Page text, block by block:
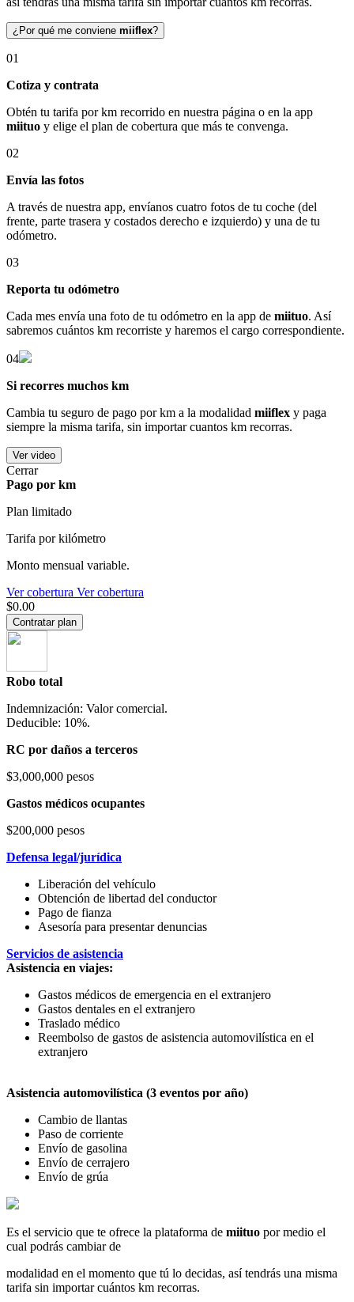
¿Por qué me conviene miiflex?
01
Cotiza y contrata
Obtén tu tarifa por km recorrido en nuestra página o en la app
miituo y elige el plan de cobertura que más te convenga.
02
Envía las fotos
A través de nuestra app, envíanos cuatro fotos de tu coche (del
frente, parte trasera y costados derecho e izquierdo) y una de tu
odómetro.
03
Reporta tu odómetro
Cada mes envía una foto de tu odómetro en la app de miituo. Así
sabremos cuántos km recorriste y haremos el cargo correspondiente.
04
Si recorres muchos km
Cambia tu seguro de pago por km a la modalidad miiflex y paga
siempre la misma tarifa, sin importar cuantos km recorras.
Ver video
Cerrar
Pago por km
Plan limitado
Tarifa por kilómetro
Monto mensual variable.
Ver cobertura Ver cobertura
$0.00
Contratar plan
Robo total
Indemnización: Valor comercial.
Deducible: 10%.
RC por daños a terceros
$3,000,000 pesos
Gastos médicos ocupantes
$200,000 pesos
Defensa legal/jurídica
Liberación del vehículo
Obtención de libertad del conductor
Pago de fianza
Asesoría para presentar denuncias
Servicios de asistencia
Asistencia en viajes:
Gastos médicos de emergencia en el extranjero
Gastos dentales en el extranjero
Traslado médico
Reembolso de gastos de asistencia automovilística en el
extranjero
Asistencia automovilística (3 eventos por año)
Cambio de llantas
Paso de corriente
Envío de gasolina
Envío de cerrajero
Envío de grúa
Es el servicio que te ofrece la plataforma de miituo por medio el
cual podrás cambiar de
modalidad en el momento que tú lo decidas, así tendrás una misma
tarifa sin importar cuántos km recorras.